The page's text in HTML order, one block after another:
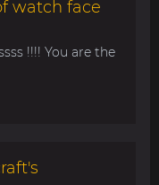
watch face
!!!! You are the